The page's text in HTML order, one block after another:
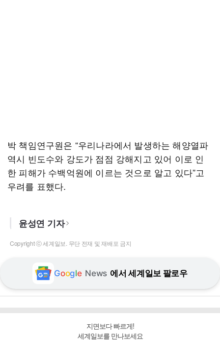
박 책임연구원은 “우리나라에서 발생하는 해양열파
역시 빈도수와 강도가 점점 강해지고 있어 이로 인
한 피해가 수백억원에 이르는 것으로 알고 있다”고
우려를 표했다.
윤성연 기자
Copyright ⓒ 세계일보. 무단 전재 및 재배포 금지
Google News 에서 세계일보 팔로우
지면보다 빠르게!
세계일보를 만나보세요